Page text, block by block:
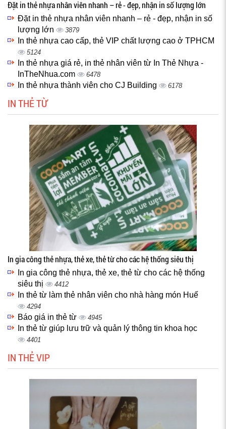
Đặt in thẻ nhựa nhân viên nhanh – rẻ - đẹp, nhận in số lượng lớn
Đặt in thẻ nhựa nhân viên nhanh – rẻ - đẹp, nhận in số
lượng lớn
3879
In thẻ nhựa cao cấp, thẻ VIP chất lượng cao ở TPHCM
5124
In thẻ nhựa giá rẻ, in thẻ nhân viên từ In Thẻ Nhựa -
InTheNhua.com
6478
In thẻ nhựa thành viên cho CJ Building 6178
IN THẺ TỪ
In gia công thẻ nhựa, thẻ xe, thẻ từ cho các hệ thống siêu thị
In gia công thẻ nhựa, thẻ xe, thẻ từ cho các hệ thống
siêu thị
4412
In thẻ từ làm thẻ nhân viên cho nhà hàng món Huế
4294
Báo giá in thẻ từ 4945
In thẻ từ giúp lưu trữ và quản lý thông tin khoa học
4401
IN THẺ VIP